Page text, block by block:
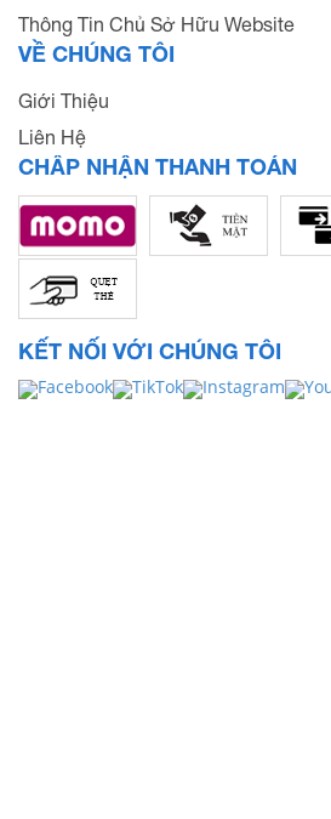
Thông Tin Chủ Sở Hữu Website
VỀ CHÚNG TÔI
Giới Thiệu
Liên Hệ
CHẤP NHẬN THANH TOÁN
KẾT NỐI VỚI CHÚNG TÔI